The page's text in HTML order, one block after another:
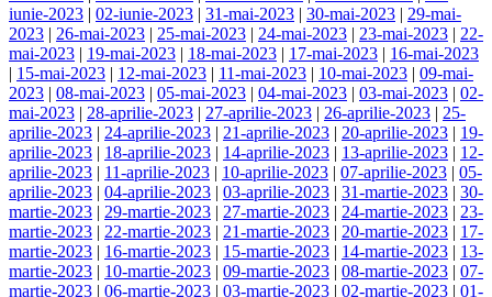
iunie-2023 | 02-iunie-2023 | 31-mai-2023 | 30-mai-2023 | 29-mai-
2023 | 26-mai-2023 | 25-mai-2023 | 24-mai-2023 | 23-mai-2023 | 22-
mai-2023 | 19-mai-2023 | 18-mai-2023 | 17-mai-2023 | 16-mai-2023
| 15-mai-2023 | 12-mai-2023 | 11-mai-2023 | 10-mai-2023 | 09-mai-
2023 | 08-mai-2023 | 05-mai-2023 | 04-mai-2023 | 03-mai-2023 | 02-
mai-2023 | 28-aprilie-2023 | 27-aprilie-2023 | 26-aprilie-2023 | 25-
aprilie-2023 | 24-aprilie-2023 | 21-aprilie-2023 | 20-aprilie-2023 | 19-
aprilie-2023 | 18-aprilie-2023 | 14-aprilie-2023 | 13-aprilie-2023 | 12-
aprilie-2023 | 11-aprilie-2023 | 10-aprilie-2023 | 07-aprilie-2023 | 05-
aprilie-2023 | 04-aprilie-2023 | 03-aprilie-2023 | 31-martie-2023 | 30-
martie-2023 | 29-martie-2023 | 27-martie-2023 | 24-martie-2023 | 23-
martie-2023 | 22-martie-2023 | 21-martie-2023 | 20-martie-2023 | 17-
martie-2023 | 16-martie-2023 | 15-martie-2023 | 14-martie-2023 | 13-
martie-2023 | 10-martie-2023 | 09-martie-2023 | 08-martie-2023 | 07-
martie-2023 | 06-martie-2023 | 03-martie-2023 | 02-martie-2023 | 01-